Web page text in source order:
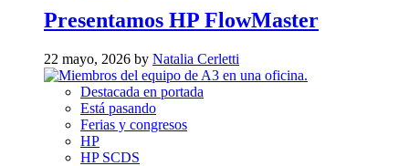
Presentamos HP FlowMaster
22 mayo, 2026 by Natalia Cerletti
Destacada en portada
Está pasando
Ferias y congresos
HP
HP SCDS